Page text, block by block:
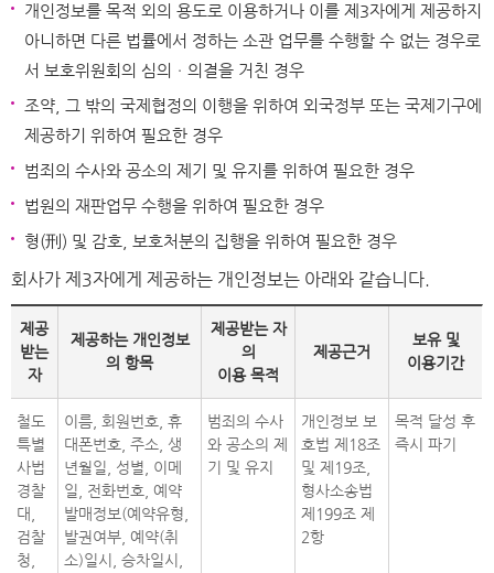
개인정보를 목적 외의 용도로 이용하거나 이를 제3자에게 제공하지
아니하면 다른 법률에서 정하는 소관 업무를 수행할 수 없는 경우로
서 보호위원회의 심의ㆍ의결을 거친 경우
조약, 그 밖의 국제협정의 이행을 위하여 외국정부 또는 국제기구에
제공하기 위하여 필요한 경우
범죄의 수사와 공소의 제기 및 유지를 위하여 필요한 경우
법원의 재판업무 수행을 위하여 필요한 경우
형(刑) 및 감호, 보호처분의 집행을 위하여 필요한 경우
회사가 제3자에게 제공하는 개인정보는 아래와 같습니다.
제공
받는
자
제공하는 개인정보
의 항목
제공받는 자
의
이용 목적
제공근거
보유 및
이용기간
철도
특별
사법
경찰
대,
검찰
청,
이름, 회원번호, 휴
대폰번호, 주소, 생
년월일, 성별, 이메
일, 전화번호, 예약
발매정보(예약유형,
발권여부, 예약(취
소)일시, 승차일시,
범죄의 수사
와 공소의 제
기 및 유지
개인정보 보
호법 제18조
및 제19조,
형사소송법
제199조 제
2항
목적 달성 후
즉시 파기